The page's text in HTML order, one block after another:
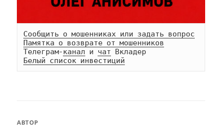
Сообщить о мошенниках или задать вопрос
Памятка о возврате от мошенников
Телеграм-канал и чат
Белый список инвестиций
АВТОР